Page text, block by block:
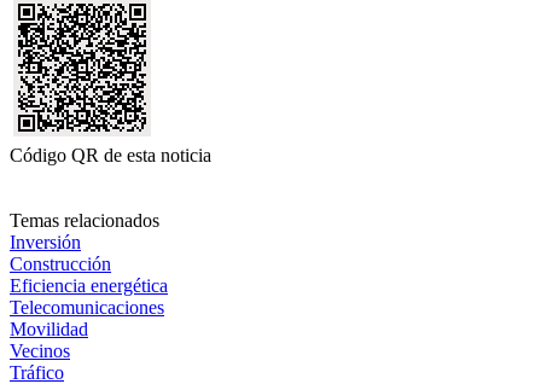
Código QR de esta noticia
Temas relacionados
Inversión
Construcción
Eficiencia energética
Telecomunicaciones
Movilidad
Vecinos
Tráfico